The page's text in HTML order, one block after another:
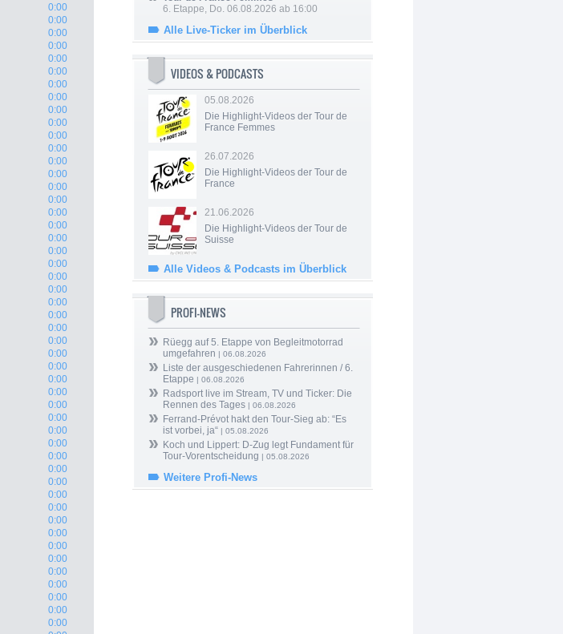
0:00
0:00
0:00
0:00
0:00
0:00
0:00
0:00
0:00
0:00
0:00
0:00
0:00
0:00
0:00
0:00
0:00
0:00
0:00
0:00
0:00
0:00
0:00
0:00
0:00
0:00
0:00
0:00
0:00
0:00
0:00
0:00
0:00
0:00
0:00
0:00
0:00
0:00
0:00
0:00
0:00
0:00
0:00
0:00
0:00
0:00
0:00
0:00
0:00
6. Etappe, Do. 06.08.2026 ab 16:00
Alle Live-Ticker im Überblick
VIDEOS & PODCASTS
05.08.2026
Die Highlight-Videos der Tour de
France Femmes
26.07.2026
Die Highlight-Videos der Tour de
France
21.06.2026
Die Highlight-Videos der Tour de
Suisse
Alle Videos & Podcasts im Überblick
PROFI-NEWS
Rüegg auf 5. Etappe von Begleitmotorrad
umgefahren | 06.08.2026
Liste der ausgeschiedenen Fahrerinnen / 6.
Etappe | 06.08.2026
Radsport live im Stream, TV und Ticker: Die
Rennen des Tages | 06.08.2026
Ferrand-Prévot hakt den Tour-Sieg ab: “Es
ist vorbei, ja“ | 05.08.2026
Koch und Lippert: D-Zug legt Fundament für
Tour-Vorentscheidung | 05.08.2026
Weitere Profi-News